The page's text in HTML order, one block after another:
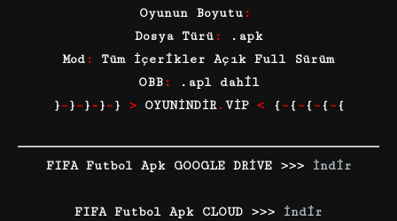
Oyunun Boyutu:
Dosya Türü:
.apk
Mod : Tüm İçerikler Açık Full Sürüm
OBB:
.apl dahil
}–}–}–}–} >OYUNİNDİR. VİP < {– {– {– {– {
FIFA Futbol Apk GOOGLE DRİVE >>> İndir
FIFA Futbol Apk CLOUD >>> İndir